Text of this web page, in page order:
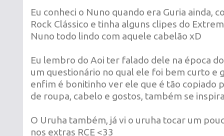
Eu conheci o Nuno quando era Guria ainda,
Rock Clássico e tinha alguns clipes do
Nuno todo lindo com aquele cabelão xD
Eu lembro do Aoi ter falado dele na época
um questionário no qual ele foi bem curto e
enfim é bonitinho ver ele que é tão copiado
de roupa, cabelo e gostos, também se
O Uruha também, já vi o uruha tocar um
nos extras RCE <33